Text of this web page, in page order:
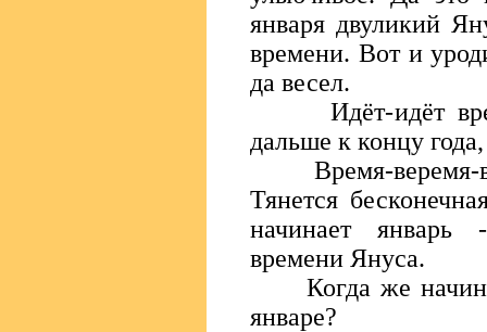
января двуликий
времени. Вот и
да весел.
Идёт-идёт
дальше к концу
Время-веремя-
Тянется
начинает январь
времени Януса.
Когда же
январе?